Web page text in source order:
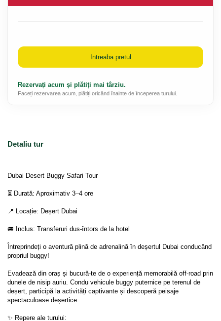
Detaliu tur
Dubai Desert Buggy Safari Tour
⏳ Durată: Aproximativ 3–4 ore
📍 Locație: Deșert Dubai
🚐 Inclus: Transferuri dus-întors de la hotel
Întreprindeți o aventură plină de adrenalină în deșertul Dubai conducând
propriul buggy!
Evadează din oraș și bucură-te de o experiență memorabilă off-road prin
dunele de nisip auriu. Condu vehicule buggy puternice pe terenul de
deșert, participă la activități captivante și descoperă peisaje
spectaculoase deșertice.
✨ Repere ale turului:
Intreaba pretul
Rezervați acum și plătiți mai târziu.
Faceți rezervarea acum, plătiți oricând înainte de începerea turului.